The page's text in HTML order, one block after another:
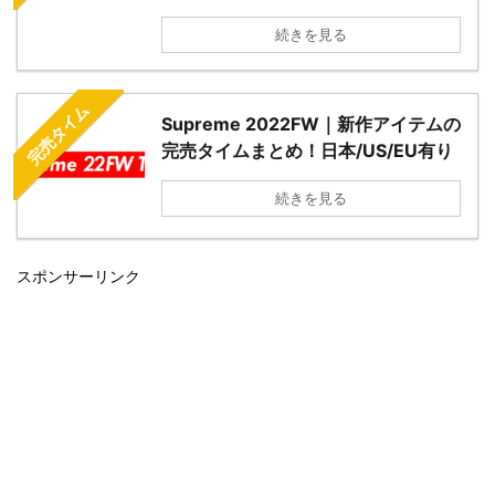
続きを見る
完売タイム
Supreme 2022FW｜新作アイテムの
完売タイムまとめ！日本/US/EU有り
続きを見る
スポンサーリンク